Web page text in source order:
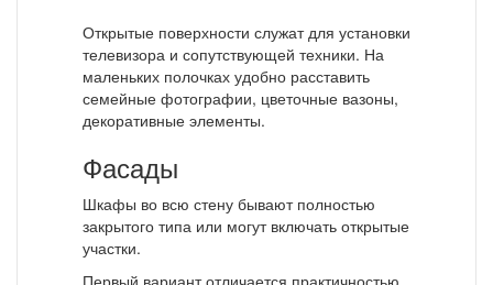
Открытые поверхности служат для установки
телевизора и сопутствующей техники. На
маленьких полочках удобно расставить
семейные фотографии, цветочные вазоны,
декоративные элементы.
Фасады
Шкафы во всю стену бывают полностью
закрытого типа или могут включать открытые
участки.
Первый вариант отличается практичностью.